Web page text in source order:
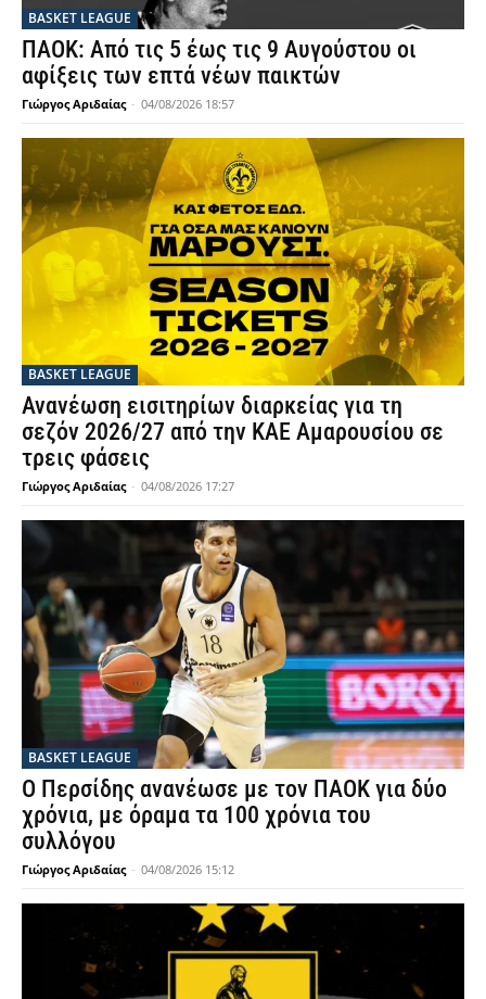
BASKET LEAGUE
ΠΑΟΚ: Από τις 5 έως τις 9 Αυγούστου οι
αφίξεις των επτά νέων παικτών
Γιώργος Αριδαίας - 04/08/2026 18:57
BASKET LEAGUE
Ανανέωση εισιτηρίων διαρκείας για τη
σεζόν 2026/27 από την ΚΑΕ Αμαρουσίου σε
τρεις φάσεις
Γιώργος Αριδαίας - 04/08/2026 17:27
BASKET LEAGUE
Ο Περσίδης ανανέωσε με τον ΠΑΟΚ για δύο
χρόνια, με όραμα τα 100 χρόνια του
συλλόγου
Γιώργος Αριδαίας - 04/08/2026 15:12